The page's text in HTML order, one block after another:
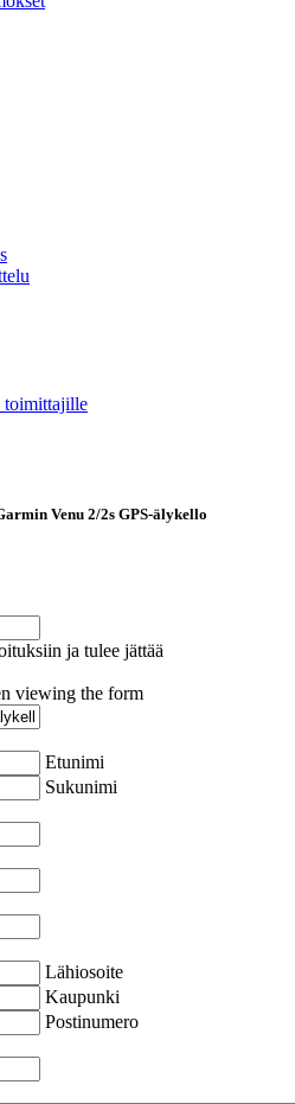
toimittajille
Venu 2/2s GPS-älykello
ja tulee jättää
viewing the form
Etunimi
Sukunimi
Lähiosoite
Kaupunki
Postinumero